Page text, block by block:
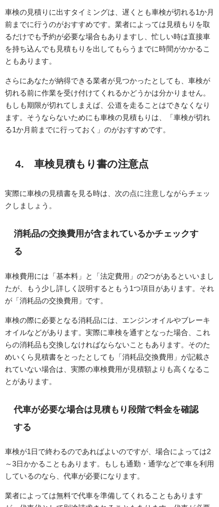
車検の見積りに出すタイミングは、遅くとも車検が切れる1か月
前までに行うのがおすすめです。業者によっては見積もりを取
るだけでも予約が必要な場合もありますし、忙しい時は直接車
を持ち込んでも見積もりを出してもらうまでに時間がかかるこ
ともあります。
さらにあなたが納得できる業者が見つかったとしても、車検が
切れる前に作業を受け付けてくれるかどうかは分かりません。
もしも期限が切れてしまえば、公道を走ることはできなくなり
ます。そうならないためにも車検の見積もりは、「車検が切れ
る1か月前までに行っておく」のがおすすめです。
4. 車検見積もり書の注意点
実際に車検の見積書を見る時は、次の点に注意しながらチェッ
クしましょう。
消耗品の交換費用が含まれているかチェックす
る
車検費用には「基本料」と「法定費用」の2つがあるといいまし
たが、もう少し詳しく説明するともう1つ項目があります。それ
が「消耗品の交換費用」です。
車検の際に必要となる消耗品には、エンジンオイルやブレーキ
オイルなどがあります。実際に車検を通すとなった場合、これ
らの消耗品も交換しなければならないこともあります。そのた
めいくら見積書をとったとしても「消耗品交換費用」が記載さ
れていない場合は、実際の車検費用が見積額よりも高くなるこ
とがあります。
代車が必要な場合は見積もり段階で料金を確認
する
車検が1日で終わるのであればよいのですが、場合によっては2
～3日かかることもあります。もしも通勤・通学などで車を利用
しているのなら、代車が必要になります。
業者によっては無料で代車を準備してくれることもあります